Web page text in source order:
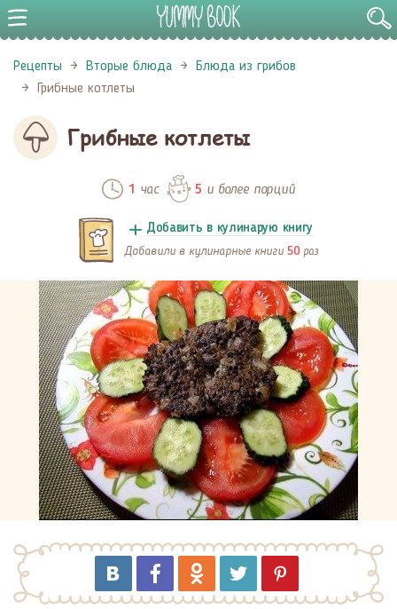
Рецепты Вторые блюда
Блюда из грибов
Грибные котлеты
Грибные котлеты
1 час 5 и более порций
Добавить в кулинарую книгу
Добавили в кулинарные книги 50 раз